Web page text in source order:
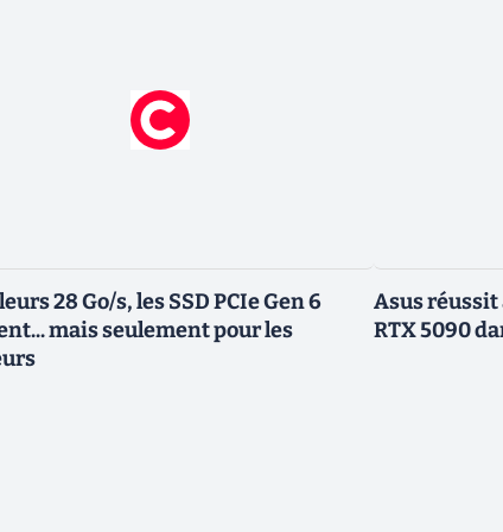
28 Go/s, les SSD PCIe Gen 6
mais seulement pour les
Asus réussit
RTX 5090